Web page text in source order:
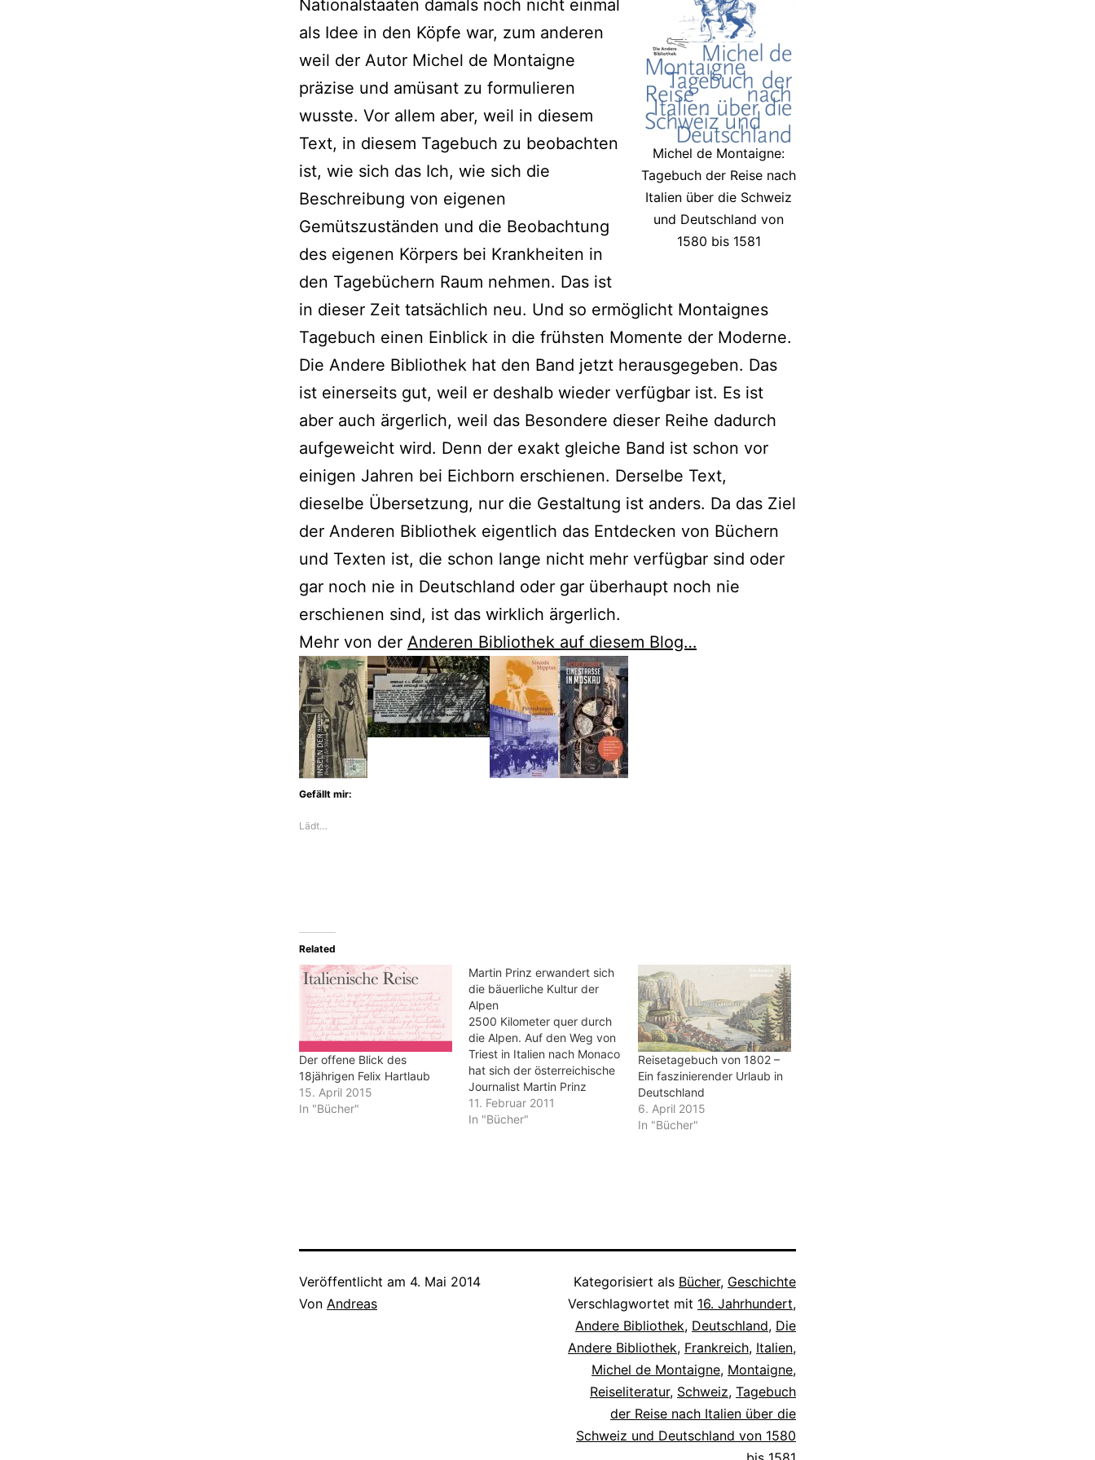
Michel de Montaigne:
Tagebuch der Reise nach
Italien über die Schweiz
und Deutschland von
1580 bis 1581
Nationalstaaten damals noch nicht einmal
als Idee in den Köpfe war, zum anderen
weil der Autor Michel de Montaigne
präzise und amüsant zu formulieren
wusste. Vor allem aber, weil in diesem
Text, in diesem Tagebuch zu beobachten
ist, wie sich das Ich, wie sich die
Beschreibung von eigenen
Gemütszuständen und die Beobachtung
des eigenen Körpers bei Krankheiten in
den Tagebüchern Raum nehmen. Das ist
in dieser Zeit tatsächlich neu. Und so ermöglicht Montaignes
Tagebuch einen Einblick in die frühsten Momente der Moderne.
Die Andere Bibliothek hat den Band jetzt herausgegeben. Das
ist einerseits gut, weil er deshalb wieder verfügbar ist. Es ist
aber auch ärgerlich, weil das Besondere dieser Reihe dadurch
aufgeweicht wird. Denn der exakt gleiche Band ist schon vor
einigen Jahren bei Eichborn erschienen. Derselbe Text,
dieselbe Übersetzung, nur die Gestaltung ist anders. Da das Ziel
der Anderen Bibliothek eigentlich das Entdecken von Büchern
und Texten ist, die schon lange nicht mehr verfügbar sind oder
gar noch nie in Deutschland oder gar überhaupt noch nie
erschienen sind, ist das wirklich ärgerlich.
Mehr von der Anderen Bibliothek auf diesem Blog…
Gefällt mir:
Lädt…
Related
Der offene Blick des
18jährigen Felix Hartlaub
15. April 2015
In "Bücher"
Martin Prinz erwandert sich
die bäuerliche Kultur der
Alpen
2500 Kilometer quer durch
die Alpen. Auf den Weg von
Triest in Italien nach Monaco
hat sich der österreichische
Journalist Martin Prinz
gemacht. Zu Fuß wollte er
nicht nur seine körperlichen
11. Februar 2011
In "Bücher"
Reisetagebuch von 1802 –
Ein faszinierender Urlaub in
Deutschland
6. April 2015
In "Bücher"
Veröffentlicht am 4. Mai 2014
Von Andreas
Kategorisiert als Bücher, Geschichte
Verschlagwortet mit 16. Jahrhundert,
Andere Bibliothek, Deutschland, Die
Andere Bibliothek, Frankreich, Italien,
Michel de Montaigne, Montaigne,
Reiseliteratur, Schweiz, Tagebuch
der Reise nach Italien über die
Schweiz und Deutschland von 1580